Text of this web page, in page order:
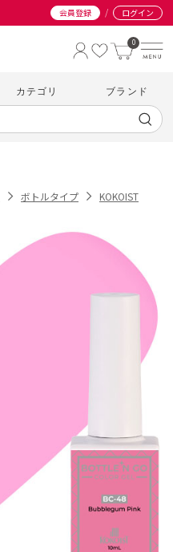
会員登録 / ログイン
0
カテゴリ ブランド
ボトルタイプ KOKOIST